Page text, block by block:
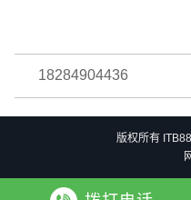
18284904436
版权所有